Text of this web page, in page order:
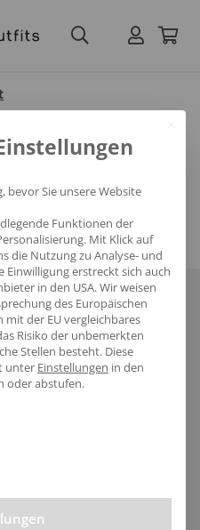
ReferenzenKarriereBlog
Impressum
bevor Sie unsere Website
Funktionen der
Mit Klick auf
die Nutzung zu Analyse- und
Einwilligung erstreckt sich auch
in den USA. Wir weisen
des Europäischen
mit der EU vergleichbares
Risiko der unbemerkten
Stellen besteht. Diese
unter Einstellungen in den
oder abstufen.
Gruppen, für die eine